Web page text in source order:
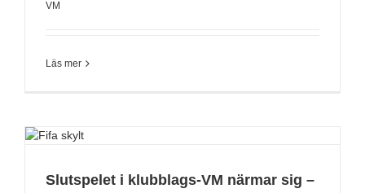
VM
Läs mer
Slutspelet i klubblags-VM närmar sig –